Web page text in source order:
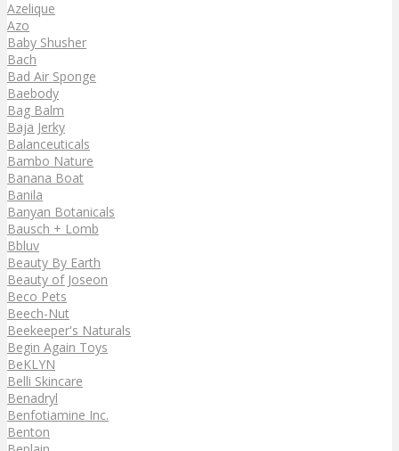
Azelique
Azo
Baby Shusher
Bach
Bad Air Sponge
Baebody
Bag Balm
Baja Jerky
Balanceuticals
Bambo Nature
Banana Boat
Banila
Banyan Botanicals
Bausch + Lomb
Bbluv
Beauty By Earth
Beauty of Joseon
Beco Pets
Beech-Nut
Beekeeper's Naturals
Begin Again Toys
BeKLYN
Belli Skincare
Benadryl
Benfotiamine Inc.
Benton